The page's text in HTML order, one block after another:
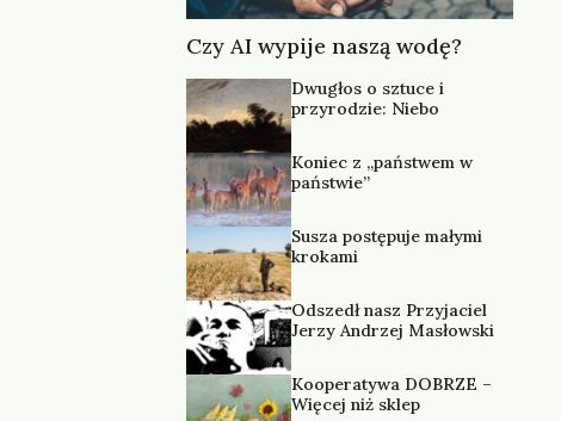
Czy AI wypije naszą wodę?
Dwugłos o sztuce i
przyrodzie: Niebo
Koniec z „państwem w
państwie”
Susza postępuje małymi
krokami
Odszedł nasz Przyjaciel
Jerzy Andrzej Masłowski
Kooperatywa DOBRZE –
Więcej niż sklep